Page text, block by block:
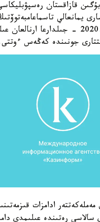
قازاقستان
يمانعالي
توراعالىعىمەن 2017-2020 - جىلدارعا
جونىندە كەڭەس
ادامزات
سالاسى رەتىندە عىلىمدى